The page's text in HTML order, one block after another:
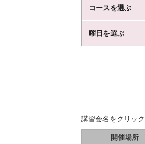
コースを選ぶ
曜日を選ぶ
講習会名をクリッ
開催場所